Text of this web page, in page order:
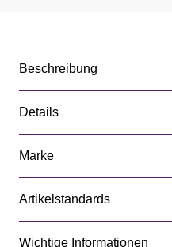
Beschreibung
Details
Marke
Artikelstandards
Wichtige Informationen